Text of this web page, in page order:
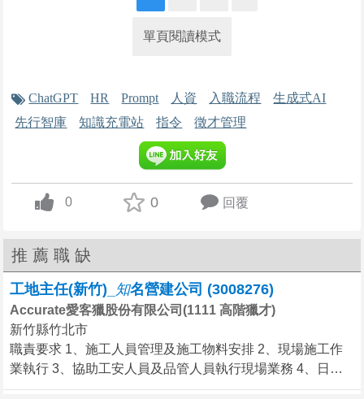
社團法人臺東縣弱勢者關懷協會
1.登記公司新進人員各項相關資料
2.製作公司新進人員之證件或填發離職人員之離職證明
3.保存公司員
不拘，3年以上，台北市內湖區
3.任用、調動、培訓、考核等職能事務
4.專案規
【哈博集團-總部】人資助理
哈博餐飲管理顧問股份有限公司
不拘，不拘，台北市內湖區
單頁閱讀模式
ChatGPT HR Prompt 人資 入職流程
生成式AI
先行智庫
知識充電站 指令 徵才管理
up vote
0 0 回覆
推薦職缺
工地主任(新竹)_ 知名營建公司 (3008276)
Accurate愛客獵股份有限公司(1111 高階獵才)
新竹縣竹北市
職責要求 1、施工人員管理及施工物料安排 2、現場施工作
業執行 3、協助工安人員及品管人員執行現場業務 4、日常
內業辦理 任職資格 1、需有3年以上工程類相關經驗 2、需具